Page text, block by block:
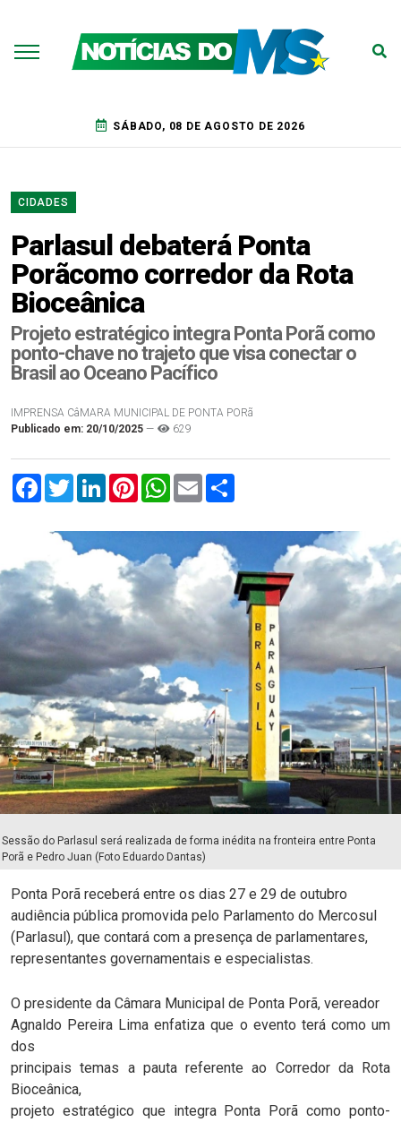
SÁBADO, 08 DE AGOSTO DE 2026
CIDADES
Parlasul debaterá Ponta
Porãcomo corredor da Rota
Bioceânica
Projeto estratégico integra Ponta Porã como
ponto-chave no trajeto que visa conectar o
Brasil ao Oceano Pacífico
IMPRENSA CâMARA MUNICIPAL DE PONTA PORã
Publicado em: 20/10/2025 — 629
FacebookTwitterLinkedInPinterestWhatsApp
Email
Sessão do Parlasul será realizada de forma inédita na fronteira entre Ponta
Porã e Pedro Juan (Foto Eduardo Dantas)
Ponta Porã receberá entre os dias 27 e 29 de outubro
audiência pública promovida pelo Parlamento do Mercosul
(Parlasul), que contará com a presença de parlamentares,
representantes governamentais e especialistas.
O presidente da Câmara Municipal de Ponta Porã, vereador
Agnaldo Pereira Lima enfatiza que o evento terá como um
dos
principais temas a pauta referente ao Corredor da Rota
Bioceânica,
projeto estratégico que integra Ponta Porã como ponto-